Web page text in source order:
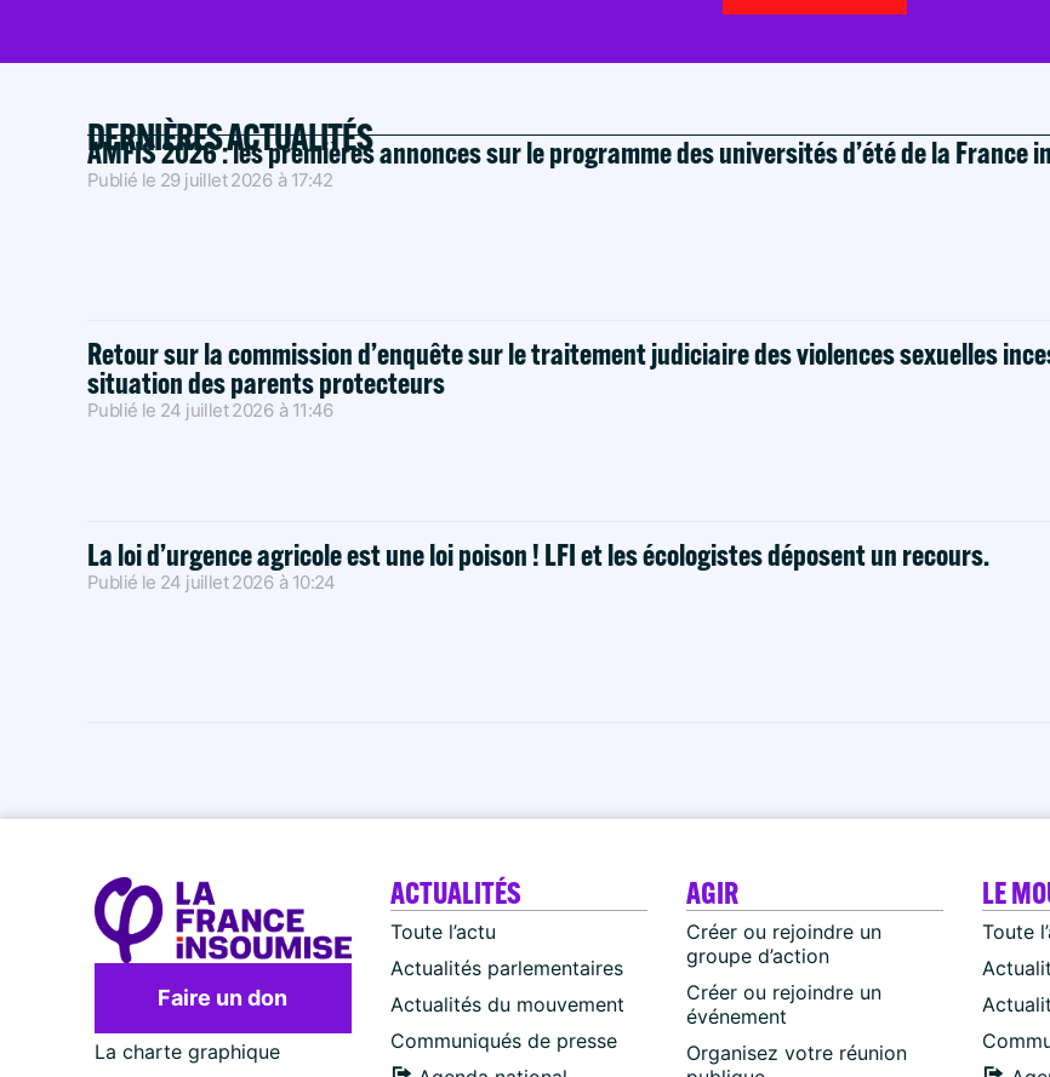
DERNIÈRES ACTUALITÉS
AMFIS 2026 : les premières annonces sur le programme des universités d’été de la France
Publié le 29 juillet 2026 à 17:42
Retour sur la commission d’enquête sur le traitement judiciaire des violences sexuelles
situation des parents protecteurs
Publié le 24 juillet 2026 à 11:46
La loi d’urgence agricole est une loi poison ! LFI et les écologistes déposent un recours.
Publié le 24 juillet 2026 à 10:24
Faire un don
La charte graphique
ACTUALITÉS
Toute l’actu
Actualités parlementaires
Actualités du mouvement
Communiqués de presse
AGIR
Créer ou rejoindre un
groupe d’action
Créer ou rejoindre un
événement
Organisez votre réunion
LE
Toute